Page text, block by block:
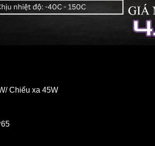
Chiếu xa 45W